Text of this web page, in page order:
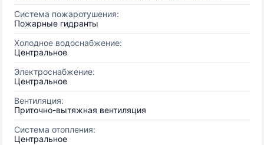
Система пожаротушения:
Пожарные гидранты
Холодное водоснабжение:
Центральное
Электроснабжение:
Центральное
Вентиляция:
Приточно-вытяжная вентиляция
Система отопления:
Центральное